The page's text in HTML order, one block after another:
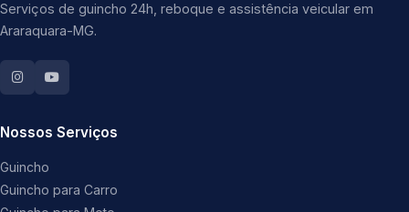
Serviços de guincho 24h, reboque e assistência veicular em
Araraquara-MG.
Nossos Serviços
Guincho
Guincho para Carro